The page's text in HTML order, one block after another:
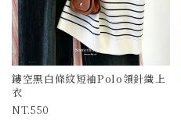
鏤空黑白條紋短袖Polo領針織上
衣
550